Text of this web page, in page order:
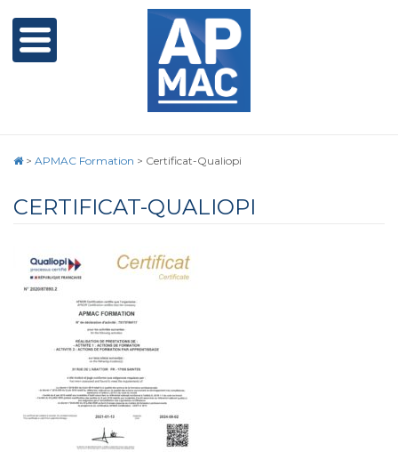
> APMAC Formation > Certificat-Qualiopi
CERTIFICAT-QUALIOPI